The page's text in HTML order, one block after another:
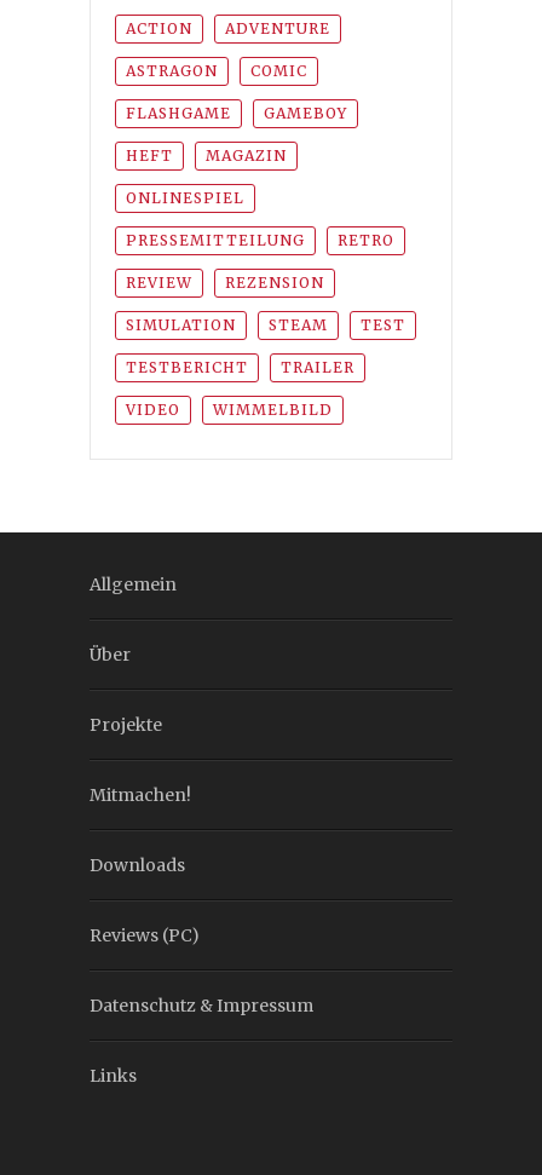
ACTION ADVENTURE
ASTRAGON COMIC
FLASHGAME GAMEBOY
HEFT MAGAZIN
ONLINESPIEL
PRESSEMITTEILUNG RETRO
REVIEW REZENSION
SIMULATION STEAM TEST
TESTBERICHT TRAILER
VIDEO WIMMELBILD
Allgemein
Über
Projekte
Mitmachen!
Downloads
Reviews (PC)
Datenschutz & Impressum
Links